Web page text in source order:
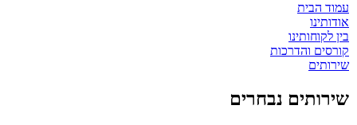
עמוד הבית
אודותינו
בין לקוחותינו
קורסים והדרכות
שירותים
שירותים נבחרים